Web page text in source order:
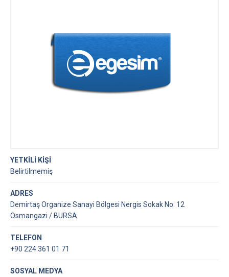
YETKİLİ KİŞİ
Belirtilmemiş
ADRES
Demirtaş Organize Sanayi Bölgesi Nergis Sokak No: 12
Osmangazi / BURSA
TELEFON
+90 224 361 01 71
SOSYAL MEDYA